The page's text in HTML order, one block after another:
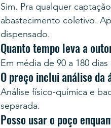
Sim. Pra qualquer
abastecimento coletivo.
dispensado.
Quanto tempo leva a
Em média de 90 a 180
O preço inclui análise da
Análise físico-química e
separada.
Posso usar o poço